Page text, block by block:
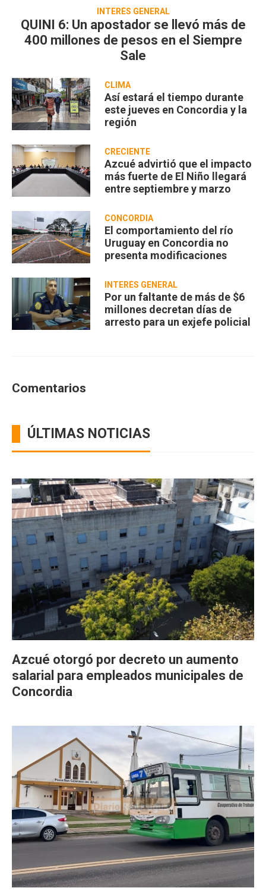
INTERÉS GENERAL
QUINI 6: Un apostador se llevó más de
400 millones de pesos en el Siempre
Sale
CLIMA
Así estará el tiempo durante
este jueves en Concordia y la
región
CRECIENTE
Azcué advirtió que el impacto
más fuerte de El Niño llegará
entre septiembre y marzo
CONCORDIA
El comportamiento del río
Uruguay en Concordia no
presenta modificaciones
INTERÉS GENERAL
Por un faltante de más de $6
millones decretan días de
arresto para un exjefe policial
Comentarios
ÚLTIMAS NOTICIAS
Azcué otorgó por decreto un aumento
salarial para empleados municipales de
Concordia